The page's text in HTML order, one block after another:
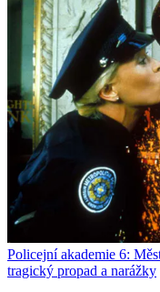
Policejní akademie 6:
tragický propad a narážky